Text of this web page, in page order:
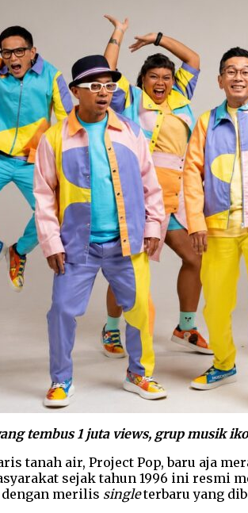
tembus 1 juta views, grup musik
tanah air, Project Pop, baru aja
sejak tahun 1996 ini
merilis singleterbaru yang